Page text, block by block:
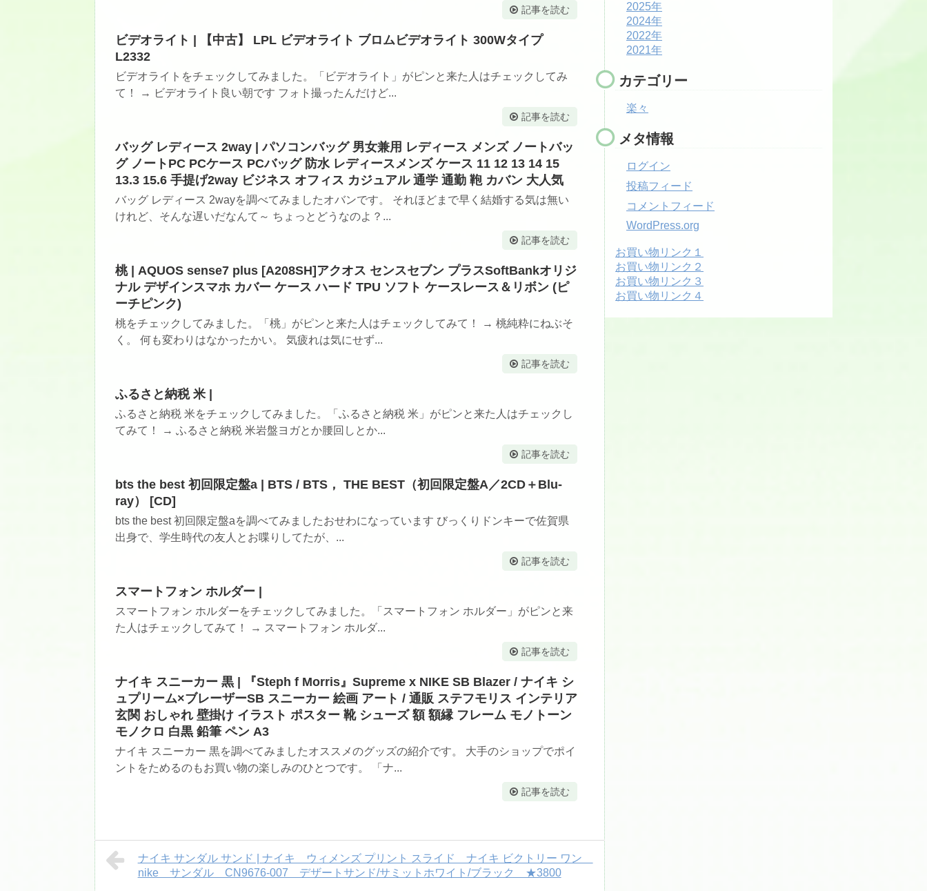
記事を読む
ビデオライト | 【中古】 LPL ビデオライト ブロムビデオライト 300Wタイプ
L2332
ビデオライトをチェックしてみました。「ビデオライト」がピンと来た人はチェックしてみ
て！ → ビデオライト良い朝です フォト撮ったんだけど...
記事を読む
バッグ レディース 2way | パソコンバッグ 男女兼用 レディース メンズ ノートバッ
グ ノートPC PCケース PCバッグ 防水 レディースメンズ ケース 11 12 13 14 15
13.3 15.6 手提げ2way ビジネス オフィス カジュアル 通学 通勤 鞄 カバン 大人気
バッグ レディース 2wayを調べてみましたオバンです。 それほどまで早く結婚する気は無い
けれど、そんな遅いだなんて～ ちょっとどうなのよ？...
記事を読む
桃 | AQUOS sense7 plus [A208SH]アクオス センスセブン プラスSoftBankオリジ
ナル デザインスマホ カバー ケース ハード TPU ソフト ケースレース＆リボン (ピ
ーチピンク)
桃をチェックしてみました。「桃」がピンと来た人はチェックしてみて！ → 桃純粋にねぶそ
く。 何も変わりはなかったかい。 気疲れは気にせず...
記事を読む
ふるさと納税 米 |
ふるさと納税 米をチェックしてみました。「ふるさと納税 米」がピンと来た人はチェックし
てみて！ → ふるさと納税 米岩盤ヨガとか腰回しとか...
記事を読む
bts the best 初回限定盤a | BTS / BTS， THE BEST（初回限定盤A／2CD＋Blu-
ray） [CD]
bts the best 初回限定盤aを調べてみましたおせわになっています びっくりドンキーで佐賀県
出身で、学生時代の友人とお喋りしてたが、...
記事を読む
スマートフォン ホルダー |
スマートフォン ホルダーをチェックしてみました。「スマートフォン ホルダー」がピンと来
た人はチェックしてみて！ → スマートフォン ホルダ...
記事を読む
ナイキ スニーカー 黒 | 『Steph f Morris』Supreme x NIKE SB Blazer / ナイキ シ
ュプリーム×ブレーザーSB スニーカー 絵画 アート / 通販 ステフモリス インテリア
玄関 おしゃれ 壁掛け イラスト ポスター 靴 シューズ 額 額縁 フレーム モノトーン
モノクロ 白黒 鉛筆 ペン A3
ナイキ スニーカー 黒を調べてみましたオススメのグッズの紹介です。 大手のショップでポイ
ントをためるのもお買い物の楽しみのひとつです。 「ナ...
記事を読む
ナイキ サンダル サンド | ナイキ ウィメンズ プリント スライド ナイキ ビクトリー ワン
nike サンダル CN9676-007 デザートサンド/サミットホワイト/ブラック ★3800
2025年
2024年
2022年
2021年
カテゴリー
楽々
メタ情報
ログイン
投稿フィード
コメントフィード
WordPress.org
お買い物リンク１
お買い物リンク２
お買い物リンク３
お買い物リンク４